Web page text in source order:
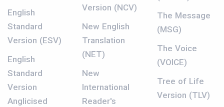
English
Standard
Version (ESV)
English
Standard
Version
Anglicised
Version (NCV)
New English
Translation
(NET)
New
International
Reader's
The Message
(MSG)
The Voice
(VOICE)
Tree of Life
Version (TLV)